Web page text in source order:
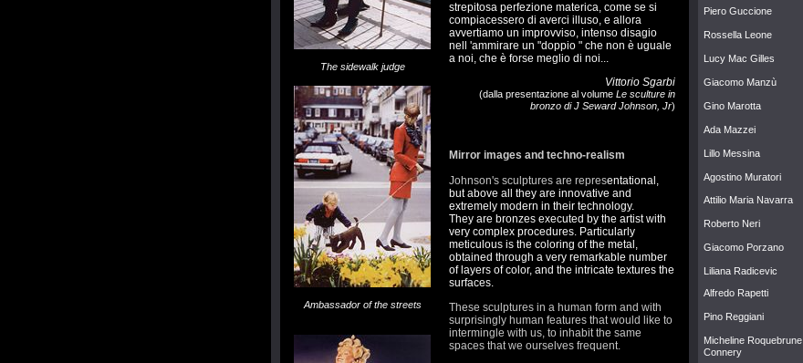
The sidewalk judge
Ambassador of the streets
strepitosa perfezione materica, come se si
compiacessero di averci illuso, e allora
avvertiamo un improvviso, intenso disagio
nell 'ammirare un "doppio " che non è uguale
a noi, che è forse meglio di noi...
Vittorio Sgarbi
(dalla presentazione al volume Le sculture in
bronzo di J Seward Johnson, Jr)
Mirror images and techno-realism
Johnson's sculptures are representational,
but above all they are innovative and
extremely modern in their technology.
They are bronzes executed by the artist with
very complex procedures. Particularly
meticulous is the coloring of the metal,
obtained through a very remarkable number
of layers of color, and the intricate textures the
surfaces.
These sculptures in a human form and with
surprisingly human features that would like to
intermingle with us, to inhabit the same
spaces that we ourselves frequent.
Piero Guccione
Rossella Leone
Lucy Mac Gilles
Giacomo Manzù
Gino Marotta
Ada Mazzei
Lillo Messina
Agostino Muratori
Attilio Maria Navarra
Roberto Neri
Giacomo Porzano
Liliana Radicevic
Alfredo Rapetti
Pino Reggiani
Micheline Roquebrune
Connery